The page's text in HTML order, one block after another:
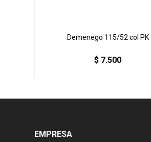
Demenego 115/52 col PK
$ 7.500
EMPRESA